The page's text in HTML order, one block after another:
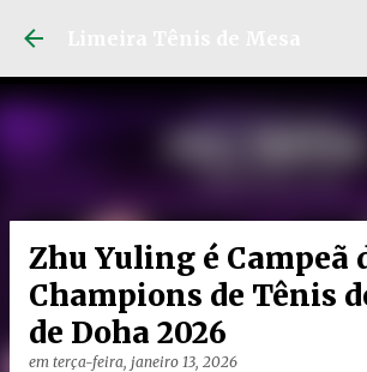
Zhu Yuling é Campeã
Champions de Tênis
de Doha 2026
em terça-feira, janeiro 13, 2026